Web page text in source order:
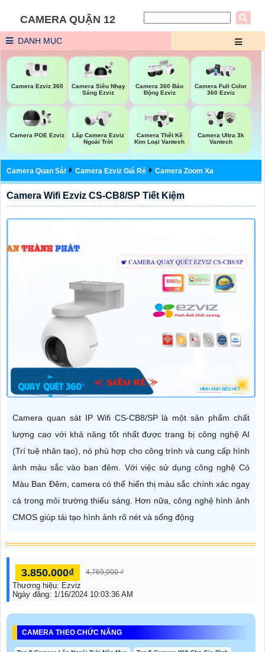
CAMERA QUẬN 12
DANH MỤC
Camera Ezviz 360
Camera Siêu Nhạy
Sáng Ezviz
Camera 360 Báo
Động Ezviz
Camera Full Color
360 Ezviz
Camera POE Ezviz
Lắp Camera Ezviz
Ngoài Trời
Camera Thết Kế
Kim Loại Vantech
Camera Ultra 3k
Vantech
Camera Quan Sát Camera Ezviz Giá Rẻ Camera Zoom Xa
Camera Wifi Ezviz CS-CB8/SP Tiết Kiệm
Camera quan sát IP Wifi CS-CB8/SP là một sản phẩm chất
lượng cao với khả năng tốt nhất được trang bị công nghệ AI
(Trí tuệ nhân tạo), nó phù hợp cho công trình và cung cấp hình
ảnh màu sắc vào ban đêm. Với việc sử dụng công nghệ Có
Màu Ban Ðêm, camera có thể hiển thị màu sắc chính xác ngay
cả trong môi trường thiếu sáng. Hơn nữa, công nghệ hình ảnh
CMOS giúp tái tạo hình ảnh rõ nét và sống động
3.850.000₫ 4,769,000 ₫
Thương hiệu: Ezviz
Ngày đăng: 1/16/2024 10:03:36 AM
CAMERA THEO CHỨC NĂNG